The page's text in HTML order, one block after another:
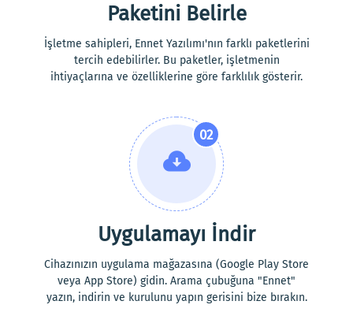
Paketini Belirle
İşletme sahipleri, Ennet Yazılımı'nın farklı paketlerini
tercih edebilirler. Bu paketler, işletmenin
ihtiyaçlarına ve özelliklerine göre farklılık gösterir.
02
Uygulamayı İndir
Cihazınızın uygulama mağazasına (Google Play Store
veya App Store) gidin. Arama çubuğuna "Ennet"
yazın, indirin ve kurulunu yapın gerisini bize bırakın.